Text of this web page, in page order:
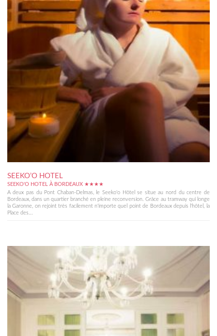
SEEKO’O HOTEL
SEEKO'O HOTEL À BORDEAUX ★★★★
A deux pas du Pont Chaban-Delmas, le Seeko'o Hôtel se situe au nord du centre de
Bordeaux, dans un quartier branché en pleine reconversion. Grâce au tramway qui longe
la Garonne, on rejoint très facilement n'importe quel point de Bordeaux depuis l'hôtel, la
Place des...